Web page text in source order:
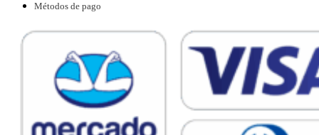
Métodos de pago